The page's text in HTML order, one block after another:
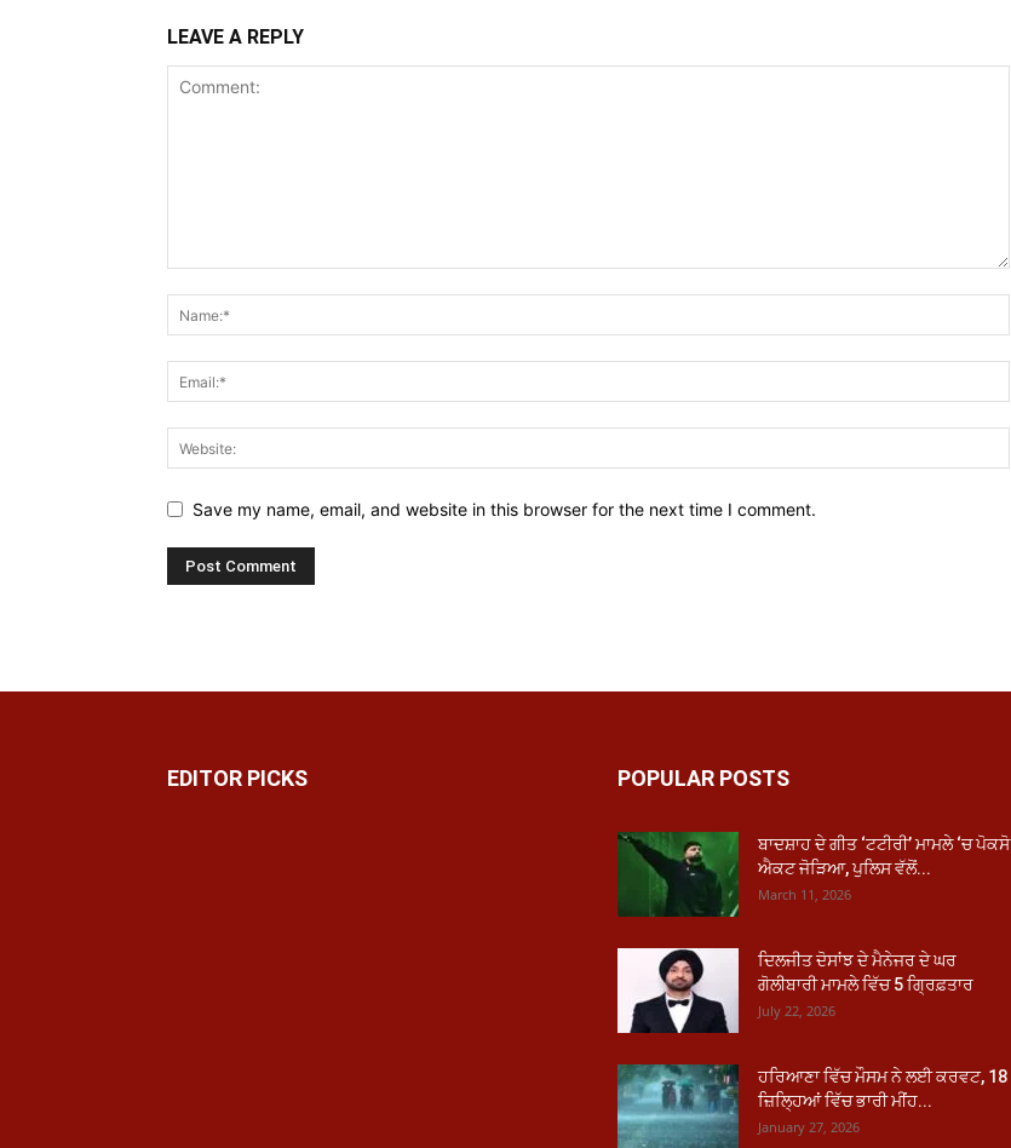
LEAVE A REPLY
Save my name, email, and website in this browser for the next time I comment.
EDITOR PICKS POPULAR POSTS
ਬਾਦਸ਼ਾਹ ਦੇ ਗੀਤ ‘ਟਟੀਰੀ’ ਮਾਮਲੇ ‘ਚ ਪੋਕਸੋ
ਐਕਟ ਜੋੜਿਆ, ਪੁਲਿਸ ਵੱਲੋਂ...
March 11, 2026
ਦਿਲਜੀਤ ਦੋਸਾਂਝ ਦੇ ਮੈਨੇਜਰ ਦੇ ਘਰ
ਗੋਲੀਬਾਰੀ ਮਾਮਲੇ ਵਿੱਚ 5 ਗ੍ਰਿਫ਼ਤਾਰ
July 22, 2026
ਹਰਿਆਣਾ ਵਿੱਚ ਮੌਸਮ ਨੇ ਲਈ ਕਰਵਟ, 18
ਜ਼ਿਲ੍ਹਿਆਂ ਵਿੱਚ ਭਾਰੀ ਮੀਂਹ...
January 27, 2026